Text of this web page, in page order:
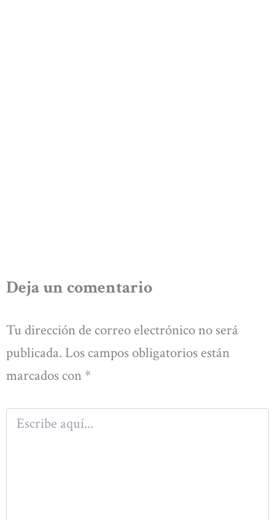
Deja un comentario
Tu dirección de correo electrónico no será
publicada. Los campos obligatorios están
marcados con *
aquí...